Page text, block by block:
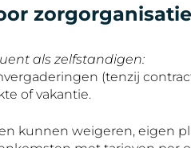
als zelfstandigen:
(tenzij
of vakantie.
kunnen weigeren, eigen